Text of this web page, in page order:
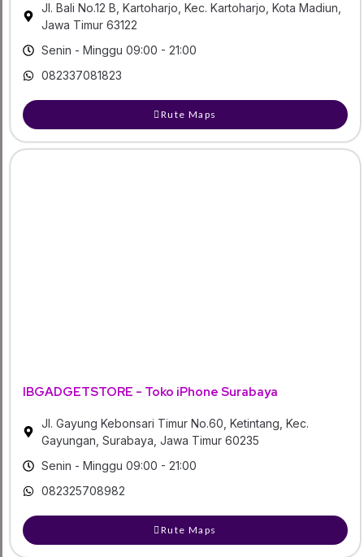
Jl. Bali No.12 B, Kartoharjo, Kec. Kartoharjo, Kota Madiun,
Jawa Timur 63122
Senin - Minggu 09:00 - 21:00
082337081823
Rute Maps
IBGADGETSTORE - Toko iPhone Surabaya
Jl. Gayung Kebonsari Timur No.60, Ketintang, Kec.
Gayungan, Surabaya, Jawa Timur 60235
Senin - Minggu 09:00 - 21:00
082325708982
Rute Maps